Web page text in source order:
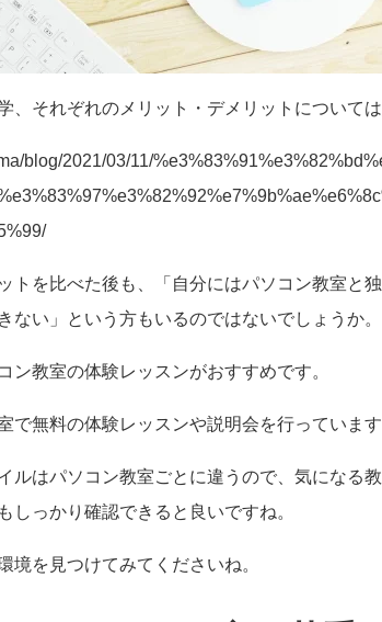
、それぞれのメリット・デメリットについては
blog/2021/03/11/
トを比べた後も、「自分にはパソコン教室と
ない」という方もいるのではないでしょうか。
ン教室の体験レッスンがおすすめです。
で無料の体験レッスンや説明会を行っています
ルはパソコン教室ごとに違うので、気になる
しっかり確認できると良いですね。
境を見つけてみてくださいね。